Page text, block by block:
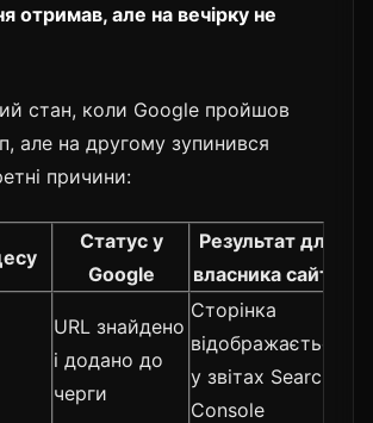
отримав, але на вечірку не
стан, коли Google пройшов
але на другому зупинився
причини:
Статус у
Google
Результат для
власника сайту
URL знайдено
і додано до
черги
Сторінка
відображається
у звітах Search
Console